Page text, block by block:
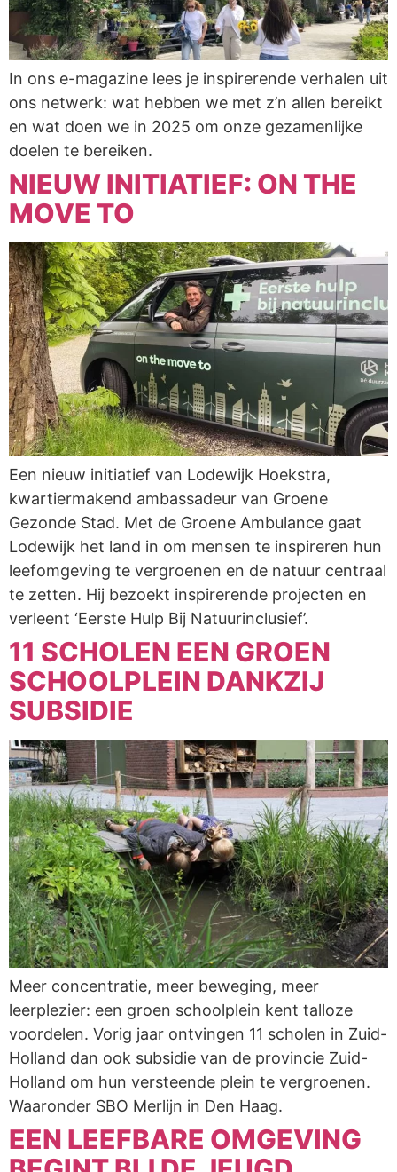
In ons e-magazine lees je inspirerende verhalen uit
ons netwerk: wat hebben we met z’n allen bereikt
en wat doen we in 2025 om onze gezamenlijke
doelen te bereiken.
NIEUW INITIATIEF: ON THE
MOVE TO
Een nieuw initiatief van Lodewijk Hoekstra,
kwartiermakend ambassadeur van Groene
Gezonde Stad. Met de Groene Ambulance gaat
Lodewijk het land in om mensen te inspireren hun
leefomgeving te vergroenen en de natuur centraal
te zetten. Hij bezoekt inspirerende projecten en
verleent ‘Eerste Hulp Bij Natuurinclusief’.
11 SCHOLEN EEN GROEN
SCHOOLPLEIN DANKZIJ
SUBSIDIE
Meer concentratie, meer beweging, meer
leerplezier: een groen schoolplein kent talloze
voordelen. Vorig jaar ontvingen 11 scholen in Zuid-
Holland dan ook subsidie van de provincie Zuid-
Holland om hun versteende plein te vergroenen.
Waaronder SBO Merlijn in Den Haag.
EEN LEEFBARE OMGEVING